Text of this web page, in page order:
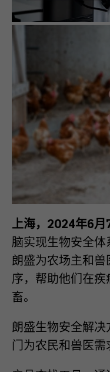
上海， 2024年6月
脑实现生物安全体
朗盛为农场主和
序，帮助他们在
畜。
朗盛生物安全解
门为农民和兽医